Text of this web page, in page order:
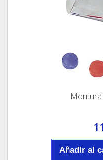
Añadir al